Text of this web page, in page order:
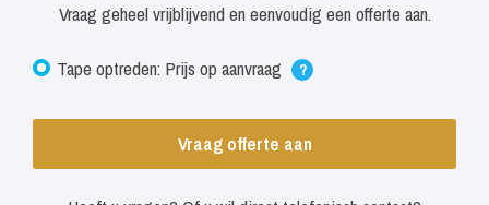
Vraag geheel vrijblijvend en eenvoudig een offerte aan.
Tape optreden: Prijs op aanvraag ?
Vraag offerte aan